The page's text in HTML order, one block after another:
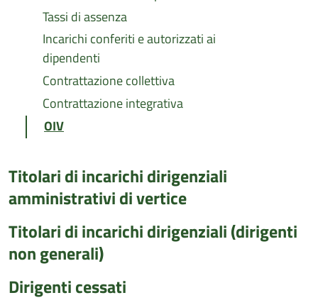
Tassi di assenza
Incarichi conferiti e autorizzati ai
dipendenti
Contrattazione collettiva
Contrattazione integrativa
OIV
Titolari di incarichi dirigenziali
amministrativi di vertice
Titolari di incarichi dirigenziali (dirigenti
non generali)
Dirigenti cessati